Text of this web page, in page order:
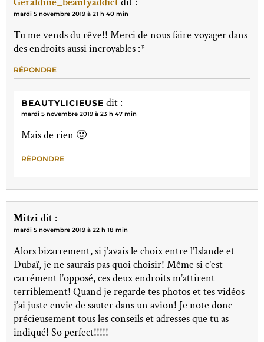
mardi 5 novembre 2019 à 21 h 40 min
Tu me vends du rêve!! Merci de nous faire voyager dans
des endroits aussi incroyables :*
RÉPONDRE
BEAUTYLICIEUSE dit :
mardi 5 novembre 2019 à 23 h 47 min
Mais de rien 🙂
RÉPONDRE
Mitzidit :
mardi 5 novembre 2019 à 22 h 18 min
Alors bizarrement, si j’avais le choix entre l’Islande et
Dubaï, je ne saurais pas quoi choisir! Même si c’est
carrément l’opposé, ces deux endroits m’attirent
terriblement! Quand je regarde tes photos et tes vidéos
j’ai juste envie de sauter dans un avion! Je note donc
précieusement tous les conseils et adresses que tu as
indiqué! So perfect!!!!!